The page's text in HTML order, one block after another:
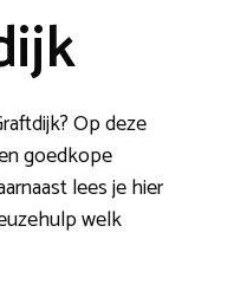
Op deze
goedkope
lees je hier
welk